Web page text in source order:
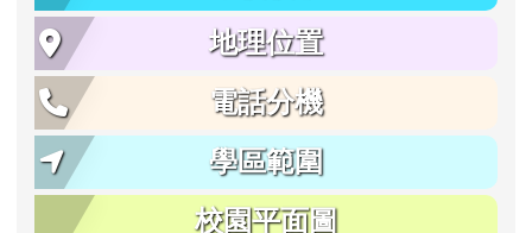
地理位置
電話分機
學區範圍
校園平面圖